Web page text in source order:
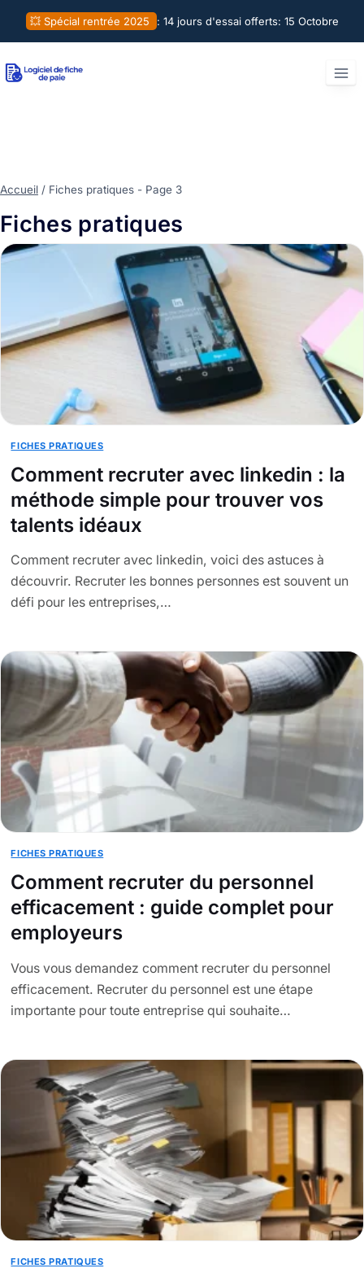
Aller
💥 Spécial rentrée 2025 : 14 jours d'essai offerts: 15 Octobre
Accueil / Fiches pratiques - Page 3
Fiches pratiques
FICHES PRATIQUES
Comment recruter avec linkedin : la
méthode simple pour trouver vos
talents idéaux
Comment recruter avec linkedin, voici des astuces à
découvrir. Recruter les bonnes personnes est souvent un
défi pour les entreprises,…
FICHES PRATIQUES
Comment recruter du personnel
efficacement : guide complet pour
employeurs
Vous vous demandez comment recruter du personnel
efficacement. Recruter du personnel est une étape
importante pour toute entreprise qui souhaite…
FICHES PRATIQUES